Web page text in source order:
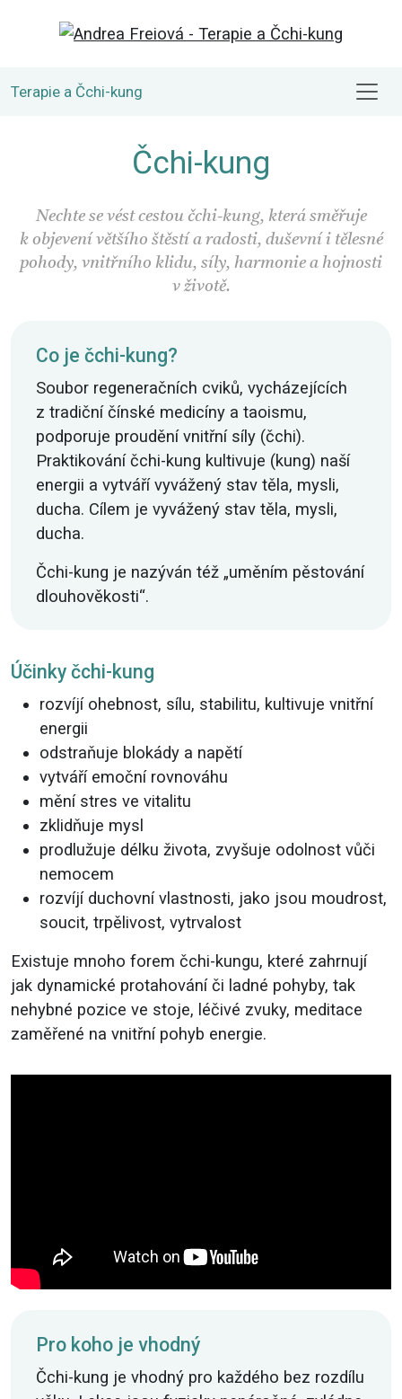
Terapie a Čchi-kung
Čchi-kung
Nechte se vést cestou čchi-kung, která směřuje
k objevení většího štěstí a radosti, duševní i tělesné
pohody, vnitřního klidu, síly, harmonie a hojnosti
v životě.
Co je čchi-kung?
Soubor regeneračních cviků, vycházejících
z tradiční čínské medicíny a taoismu,
podporuje proudění vnitřní síly (čchi).
Praktikování čchi-kung kultivuje (kung) naší
energii a vytváří vyvážený stav těla, mysli,
ducha. Cílem je vyvážený stav těla, mysli,
ducha.
Čchi-kung je nazýván též „uměním pěstování
dlouhověkosti“.
Účinky čchi-kung
rozvíjí ohebnost, sílu, stabilitu, kultivuje vnitřní
energii
odstraňuje blokády a napětí
vytváří emoční rovnováhu
mění stres ve vitalitu
zklidňuje mysl
prodlužuje délku života, zvyšuje odolnost vůči
nemocem
rozvíjí duchovní vlastnosti, jako jsou moudrost,
soucit, trpělivost, vytrvalost
Existuje mnoho forem čchi-kungu, které zahrnují
jak dynamické protahování či ladné pohyby, tak
nehybné pozice ve stoje, léčivé zvuky, meditace
zaměřené na vnitřní pohyb energie.
Pro koho je vhodný
Čchi-kung je vhodný pro každého bez rozdílu